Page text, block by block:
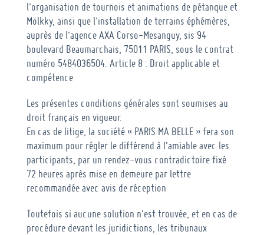
l’organisation de tournois et animations de pétanque et
Mölkky, ainsi que l’installation de terrains éphémères,
auprès de l’agence AXA Corso-Mesanguy, sis 94
boulevard Beaumarchais, 75011 PARIS, sous le contrat
numéro 5484036504. Article 8 : Droit applicable et
compétence
Les présentes conditions générales sont soumises au
droit français en vigueur.
En cas de litige, la société « PARIS MA BELLE » fera son
maximum pour régler le différend à l’amiable avec les
participants, par un rendez-vous contradictoire fixé
72 heures après mise en demeure par lettre
recommandée avec avis de réception
Toutefois si aucune solution n’est trouvée, et en cas de
procédure devant les juridictions, les tribunaux